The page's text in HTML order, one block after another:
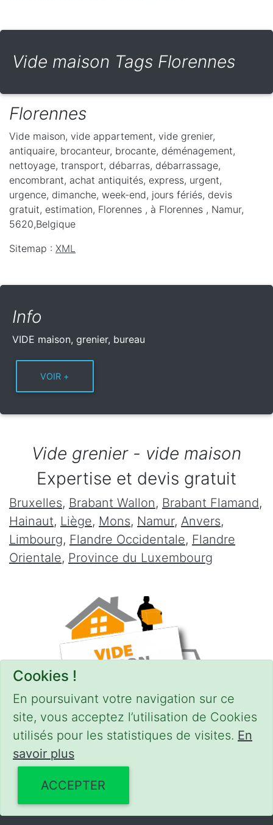
Cookies !
En poursuivant votre navigation sur ce
site, vous acceptez l’utilisation de Cookies
utilisés pour les statistiques de visites. En
savoir plus
ACCEPTER
Vide maison Tags Florennes
Florennes
Vide maison, vide appartement, vide grenier,
antiquaire, brocanteur, brocante, déménagement,
nettoyage, transport, débarras, débarrassage,
encombrant, achat antiquités, express, urgent,
urgence, dimanche, week-end, jours fériés, devis
gratuit, estimation, Florennes , à Florennes , Namur,
5620,Belgique
Sitemap : XML
Info
VIDE maison, grenier, bureau
Vide grenier - vide maison
Expertise et devis gratuit
Bruxelles, Brabant Wallon, Brabant Flamand,
Hainaut, Liège, Mons, Namur, Anvers,
Limbourg, Flandre Occidentale, Flandre
Orientale, Province du Luxembourg
CONDITIONS-
Powered by Euro Web Page